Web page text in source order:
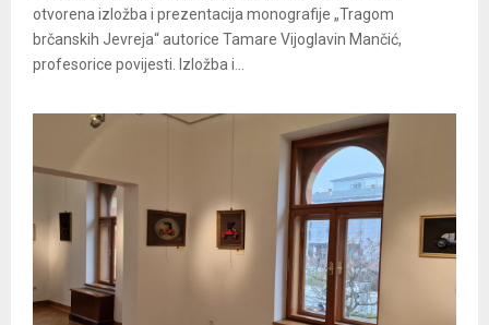
otvorena izložba i prezentacija monografije „Tragom
brčanskih Jevreja“ autorice Tamare Vijoglavin Mančić,
profesorice povijesti. Izložba i...